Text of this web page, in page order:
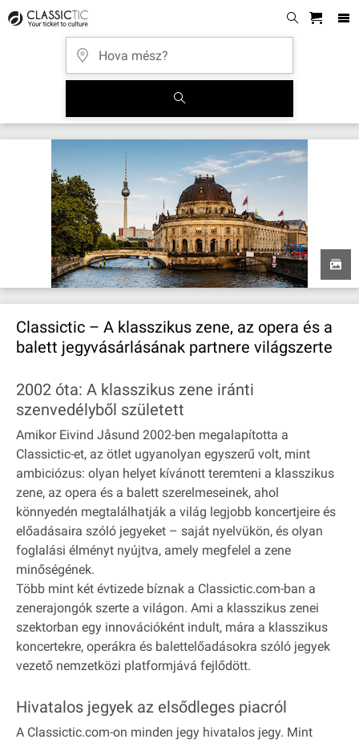
Classictic – A klasszikus zene, az opera és a
balett jegyvásárlásának partnere világszerte
2002 óta: A klasszikus zene iránti
szenvedélyből született
Amikor Eivind Jåsund 2002-ben megalapította a
Classictic-et, az ötlet ugyanolyan egyszerű volt, mint
ambiciózus: olyan helyet kívánott teremteni a klasszikus
zene, az opera és a balett szerelmeseinek, ahol
könnyedén megtalálhatják a világ legjobb koncertjeire és
előadásaira szóló jegyeket – saját nyelvükön, és olyan
foglalási élményt nyújtva, amely megfelel a zene
minőségének.
Több mint két évtizede bíznak a Classictic.com-ban a
zenerajongók szerte a világon. Ami a klasszikus zenei
szektorban egy innovációként indult, mára a klasszikus
koncertekre, operákra és balettelőadásokra szóló jegyek
vezető nemzetközi platformjává fejlődött.
Hivatalos jegyek az elsődleges piacról
A Classictic.com-on minden jegy hivatalos jegy. Mint